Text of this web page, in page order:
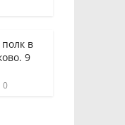
в
9
0